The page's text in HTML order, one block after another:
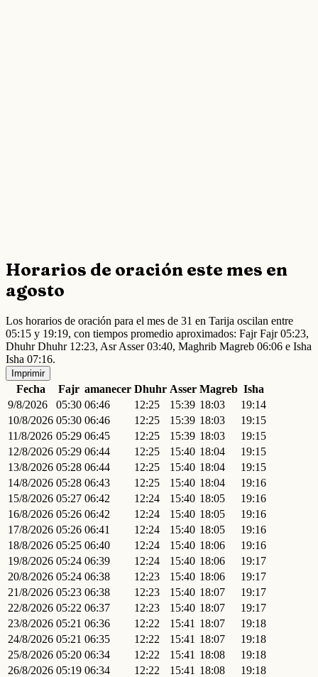
Horarios de oración este mes en
agosto
Los horarios de oración para el mes de 31 en Tarija oscilan entre
05:15 y 19:19, con tiempos promedio aproximados: Fajr Fajr 05:23,
Dhuhr Dhuhr 12:23, Asr Asser 03:40, Maghrib Magreb 06:06 e Isha
Isha 07:16.
Imprimir
Fecha Fajr amanecer Dhuhr Asser Magreb Isha
9/8/2026
05:30 06:46 12:25 15:39 18:03
19:14
10/8/2026 05:30 06:46 12:25 15:39 18:03
19:15
11/8/2026 05:29 06:45 12:25 15:39 18:03
19:15
12/8/2026 05:29 06:44 12:25 15:40 18:04
19:15
13/8/2026 05:28 06:44 12:25 15:40 18:04
19:15
14/8/2026 05:28 06:43 12:25 15:40 18:04
19:16
15/8/2026 05:27 06:42 12:24 15:40 18:05
19:16
16/8/2026 05:26 06:42 12:24 15:40 18:05
19:16
17/8/2026 05:26 06:41 12:24 15:40 18:05
19:16
18/8/2026 05:25 06:40 12:24 15:40 18:06
19:16
19/8/2026 05:24 06:39 12:24 15:40 18:06
19:17
20/8/2026 05:24 06:38 12:23 15:40 18:06
19:17
21/8/2026 05:23 06:38 12:23 15:40 18:07
19:17
22/8/2026 05:22 06:37 12:23 15:40 18:07
19:17
23/8/2026 05:21 06:36 12:22 15:41 18:07
19:18
24/8/2026 05:21 06:35 12:22 15:41 18:07
19:18
25/8/2026 05:20 06:34 12:22 15:41 18:08
19:18
26/8/2026 05:19 06:34 12:22 15:41 18:08
19:18